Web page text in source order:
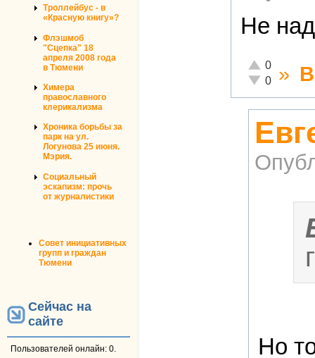
Троллейбус - в
«Красную книгу»?
Флэшмоб
"Сцепка" 18
апреля 2008 года
в Тюмени
Химера
православного
клерикализма
Хроника борьбы за
парк на ул.
Логунова 25 июня.
Мэрия.
Социальный
эскапизм: прочь
от журналистики
Совет инициативных
групп и граждан
Тюмени
Сейчас на
сайте
Пользователей онлайн: 0.
Не
Отлично!
0
Неадекватно!
0 »
Но